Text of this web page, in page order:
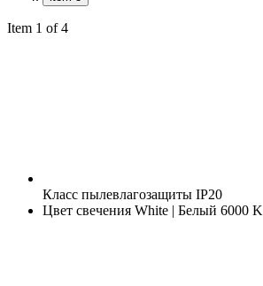
Item 1 of 4
Класс пылевлагозащиты IP20
Цвет свечения White | Белый 6000 K